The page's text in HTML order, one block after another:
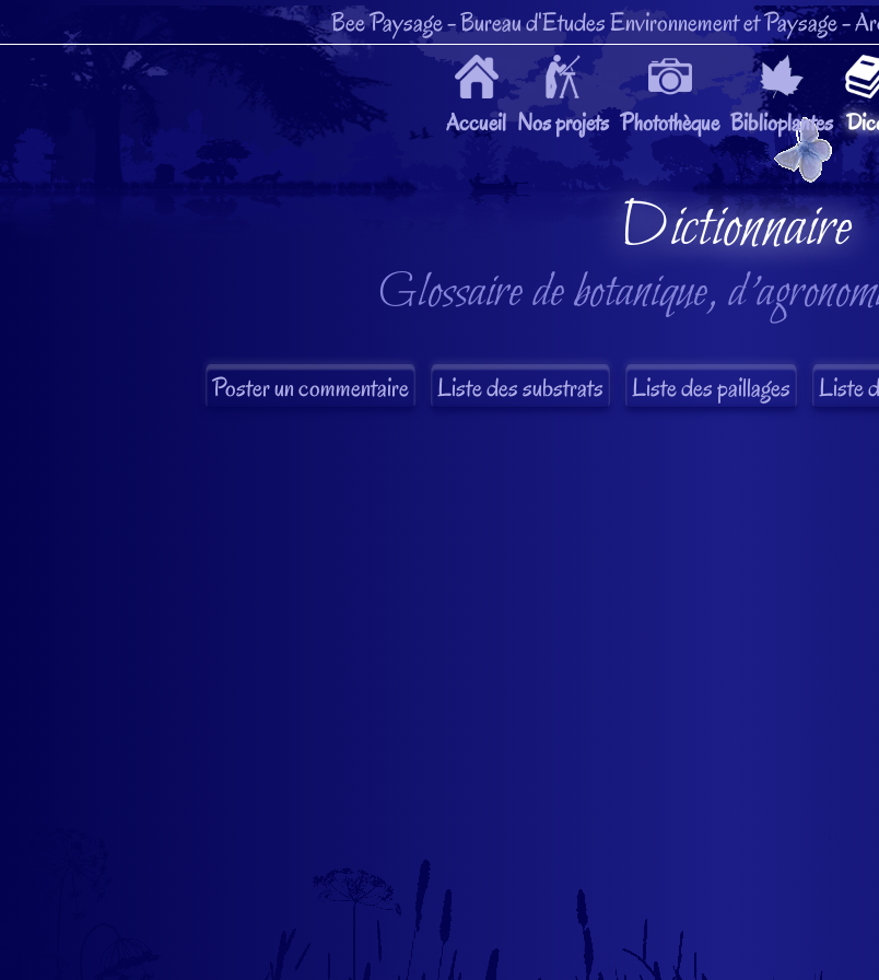
Bee Paysage- Bureau d'Etudes Environnement et Paysage-
Accueil Nos projets Photothèque Biblioplantes
Dictionnaire
Glossaire de botanique,
Liste des substrats Liste des paillages Liste